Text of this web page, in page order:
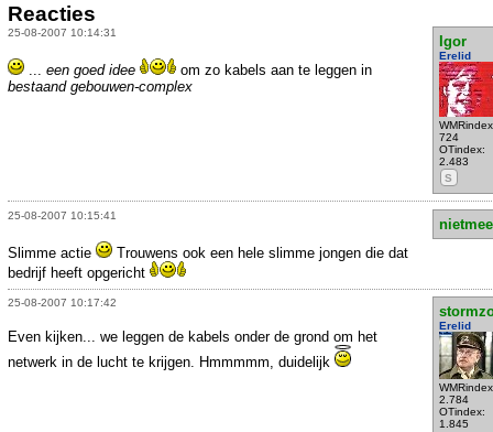
Reacties
25-08-2007 10:14:31
Igor
Erelid
724
OTindex:
2.483
S
een goed idee
om zo kabels aan te leggen in
bestaand gebouwen-complex
25-08-2007 10:15:41
Slimme actie
Trouwens ook een hele slimme jongen die dat
bedrijf heeft opgericht
25-08-2007 10:17:42
Erelid
2.784
OTindex:
1.845
Even kijken... we leggen de kabels onder de grond om het
netwerk in de lucht te krijgen. Hmmmmm, duidelijk